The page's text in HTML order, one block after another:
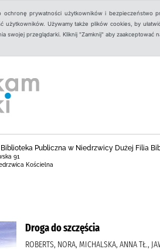
ochronę prywatności użytkowników i bezpieczeństwo
użytkowników. Używamy także plików cookies, by
swojej przeglądarki. Kliknij "Zamknij" aby zaakceptować
Publiczna w Niedrzwicy Dużej Filia
91
Kościelna
Droga do szczęścia
ROBERTS, NORA, MICHALSKA, ANNA TŁ.,